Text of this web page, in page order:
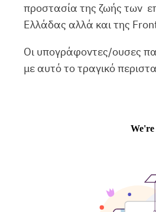
προστασία της ζωής των
Ελλάδας αλλά και της
Οι υπογράφοντες/ουσες
με αυτό το τραγικό